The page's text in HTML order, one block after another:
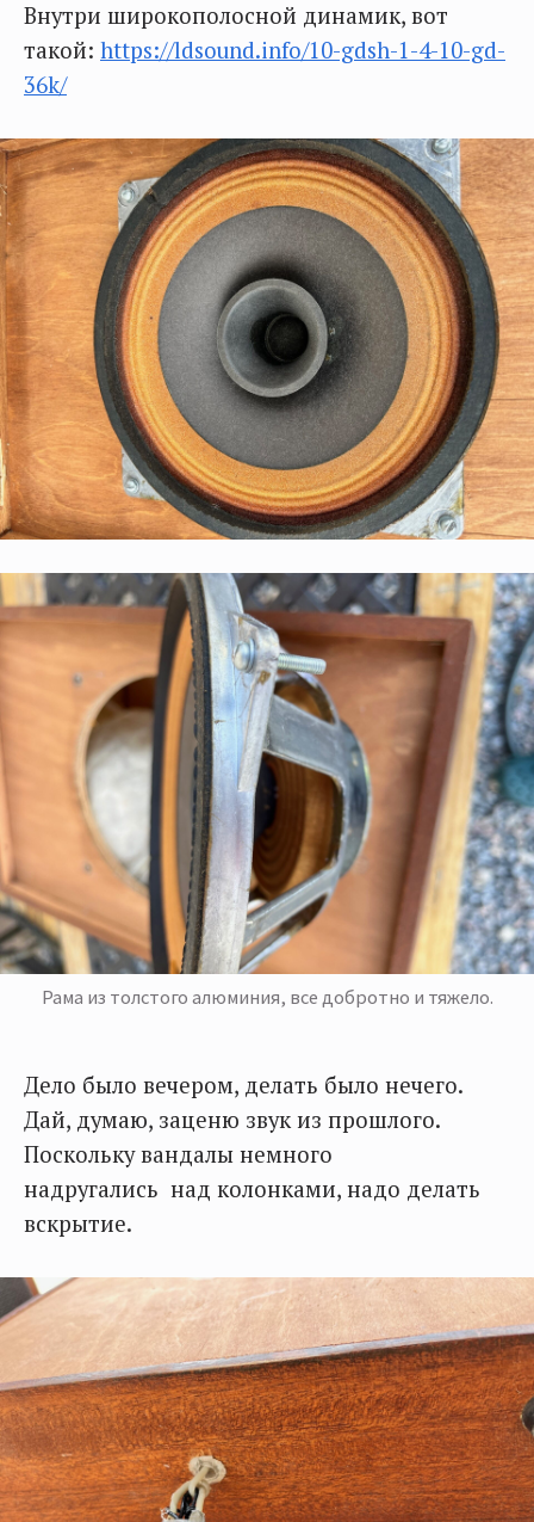
Внутри широкополосной динамик, вот
такой: https://ldsound.info/10-gdsh-1-4-10-gd-
36k/
Рама из толстого алюминия, все добротно и тяжело.
Дело было вечером, делать было нечего.
Дай, думаю, заценю звук из прошлого.
Поскольку вандалы немного
надругались над колонками, надо делать
вскрытие.